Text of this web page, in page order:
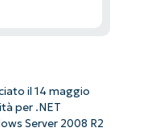
il 14 maggio
per .NET
Server 2008 R2